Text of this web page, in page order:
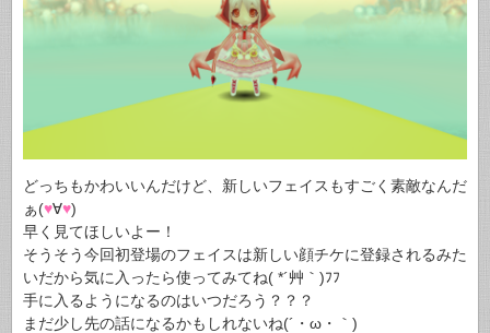
どっちもかわいいんだけど、新しいフェイスもすごく素敵なんだ
ぁ(♥∀♥)
早く見てほしいよー！
そうそう今回初登場のフェイスは新しい顔チケに登録されるみた
いだから気に入ったら使ってみてね( *´艸｀)ﾌﾌ
手に入るようになるのはいつだろう？？？
まだ少し先の話になるかもしれないね(´・ω・｀)